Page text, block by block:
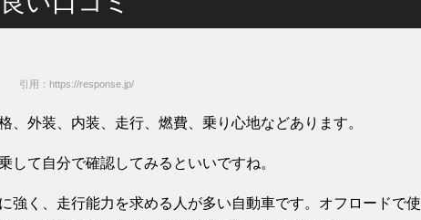
引用：https://response.jp/
、外装、内装、走行、燃費、乗り心地などあります。
して自分で確認してみるといいですね。
強く、走行能力を求める人が多い自動車です。オフロードで使